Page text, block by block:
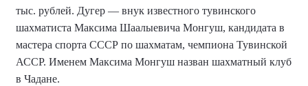
тыс. рублей. Дугер — внук известного тувинского
шахматиста Максима Шаалыевича Монгуш, кандидата в
мастера спорта СССР по шахматам, чемпиона Тувинской
АССР. Именем Максима Монгуш назван шахматный клуб
в Чадане.